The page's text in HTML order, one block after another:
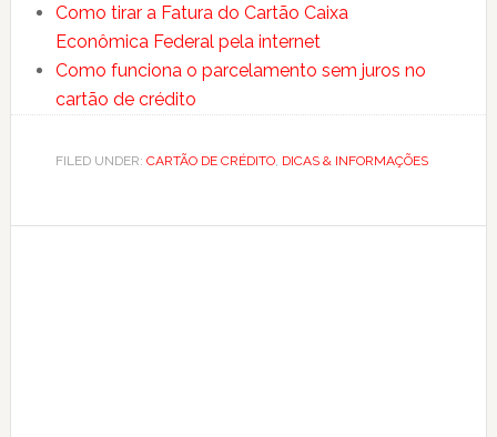
Como tirar a Fatura do Cartão Caixa
Econômica Federal pela internet
Como funciona o parcelamento sem juros no
cartão de crédito
FILED UNDER: CARTÃO DE CRÉDITO, DICAS & INFORMAÇÕES